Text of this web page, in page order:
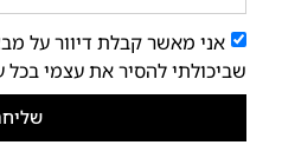
אני מאשר קבלת דיוור על
שביכולתי להסיר את עצמי בכל